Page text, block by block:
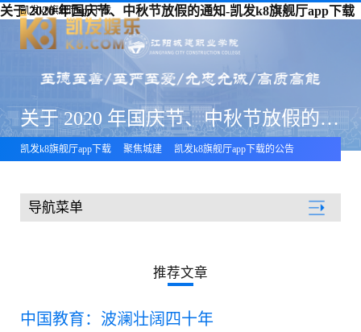
关于 2020 年国庆节、中秋节放假的通知-凯发k8旗舰厅app下载
凯发k8旗舰厅app下载
关于 2020 年国庆节、中秋节放假的通知
凯发k8旗舰厅app下载 聚焦城建 凯发k8旗舰厅app下载的公告
导航菜单
推荐文章
中国教育：波澜壮阔四十年